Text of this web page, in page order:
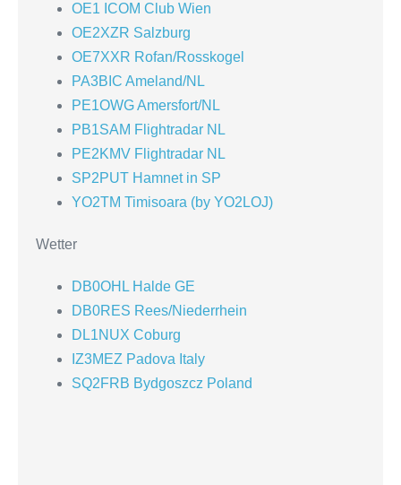
OE1 ICOM Club Wien
OE2XZR Salzburg
OE7XXR Rofan/Rosskogel
PA3BIC Ameland/NL
PE1OWG Amersfort/NL
PB1SAM Flightradar NL
PE2KMV Flightradar NL
SP2PUT Hamnet in SP
YO2TM Timisoara (by YO2LOJ)
Wetter
DB0OHL Halde GE
DB0RES Rees/Niederrhein
DL1NUX Coburg
IZ3MEZ Padova Italy
SQ2FRB Bydgoszcz Poland